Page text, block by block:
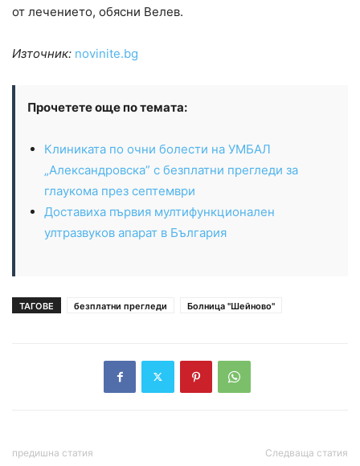
от лечението, обясни Велев.
Източник: novinite.bg
Прочетете още по темата:
Клиниката по очни болести на УМБАЛ
„Александровска” с безплатни прегледи за
глаукома през септември
Доставиха първия мултифункционален
ултразвуков апарат в България
ТАГОВЕ безплатни прегледи Болница "Шейново"
предишна статия Следваща статия